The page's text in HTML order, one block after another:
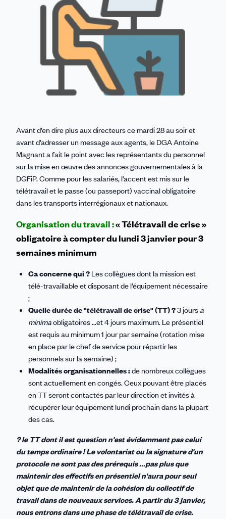
Avant d’en dire plus aux directeurs ce mardi 28 au soir et
avant d’adresser un message aux agents, le DGA Antoine
Magnant a fait le point avec les représentants du personnel
sur la mise en œuvre des annonces gouvernementales à la
DGFiP. Comme pour les salariés, l’accent est mis sur le
télétravail et le passe (ou passeport) vaccinal obligatoire
dans les transports interrégionaux et nationaux.
Organisation du travail :« Télétravail de crise »
obligatoire à compter du lundi 3 janvier pour 3
semaines minimum
Ca concerne qui ? Les collègues dont la mission est
télé-travaillable et disposant de l’équipement nécessaire
;
Quelle durée de "télétravail de crise" (TT) ?3 jours a
minimaobligatoires ...et 4 jours maximum. Le présentiel
est requis au minimum 1 jour par semaine (rotation mise
en place par le chef de service pour répartir les
personnels sur la semaine) ;
Modalités organisationnelles : de nombreux collègues
sont actuellement en congés. Ceux pouvant être placés
en TT seront contactés par leur direction et invités à
récupérer leur équipement lundi prochain dans la plupart
des cas.
? le TT dont il est question n'est évidemment pas celui
du temps ordinaire ! Le volontariat ou la signature d'un
protocole ne sont pas des prérequis ...pas plus que
maintenir des effectifs en présentiel n'aura pour seul
objet que de maintenir de la cohésion du collectif de
travail dans de nouveaux services. A partir du 3 janvier,
nous entrons dans une phase de télétravail de crise.